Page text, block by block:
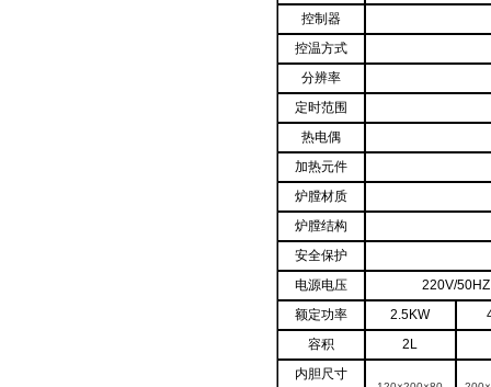
控制器
控温方式
分辨率
定时范围
热电偶
加热元件
炉膛材质
炉膛结构
安全保护
电源电压
220V/50HZ
额定功率
2.5KW
容积
2L
内胆尺寸